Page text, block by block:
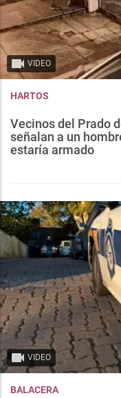
VIDEO
HARTOS
Vecinos del Prado
señalan a un
estaría armado
VIDEO
BALACERA